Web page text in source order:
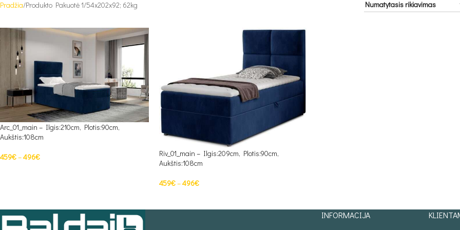
Pradžia Produkto Pakuotė 1 54x202x92; 62kg
Arc_01_main – Ilgis:210cm, Plotis:90cm,
Aukštis:108cm
459€–496€
Riv_01_main – Ilgis:209cm, Plotis:90cm,
Aukštis:108cm
459€–496€
INFORMACIJA